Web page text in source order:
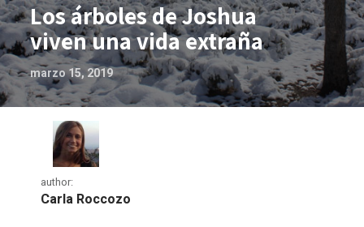
Los árboles de Joshua
viven una vida extraña
marzo 15, 2019
author:
Carla Roccozo